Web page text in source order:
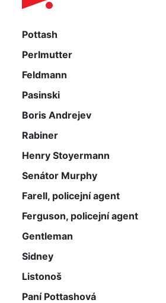
Pottash
Perlmutter
Feldmann
Pasinski
Boris Andrejev
Rabiner
Henry Stoyermann
Senátor Murphy
Farell, policejní agent
Ferguson, policejní agent
Gentleman
Sidney
Listonoš
Paní Pottashová